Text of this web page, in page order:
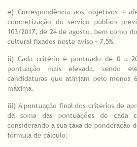
e) Correspondência aos objetivos -
concretização do serviço público
103/2017, de 24 de agosto, bem como
cultural fixados neste aviso – 7,5%.
ii) Cada critério é pontuado de 0 a
pontuação mais elevada, sendo
candidaturas que atinjam pelo menos
máxima.
iii) A pontuação final dos critérios de
da soma das pontuações de cada
considerando a sua taxa de ponderação
fórmula de cálculo: